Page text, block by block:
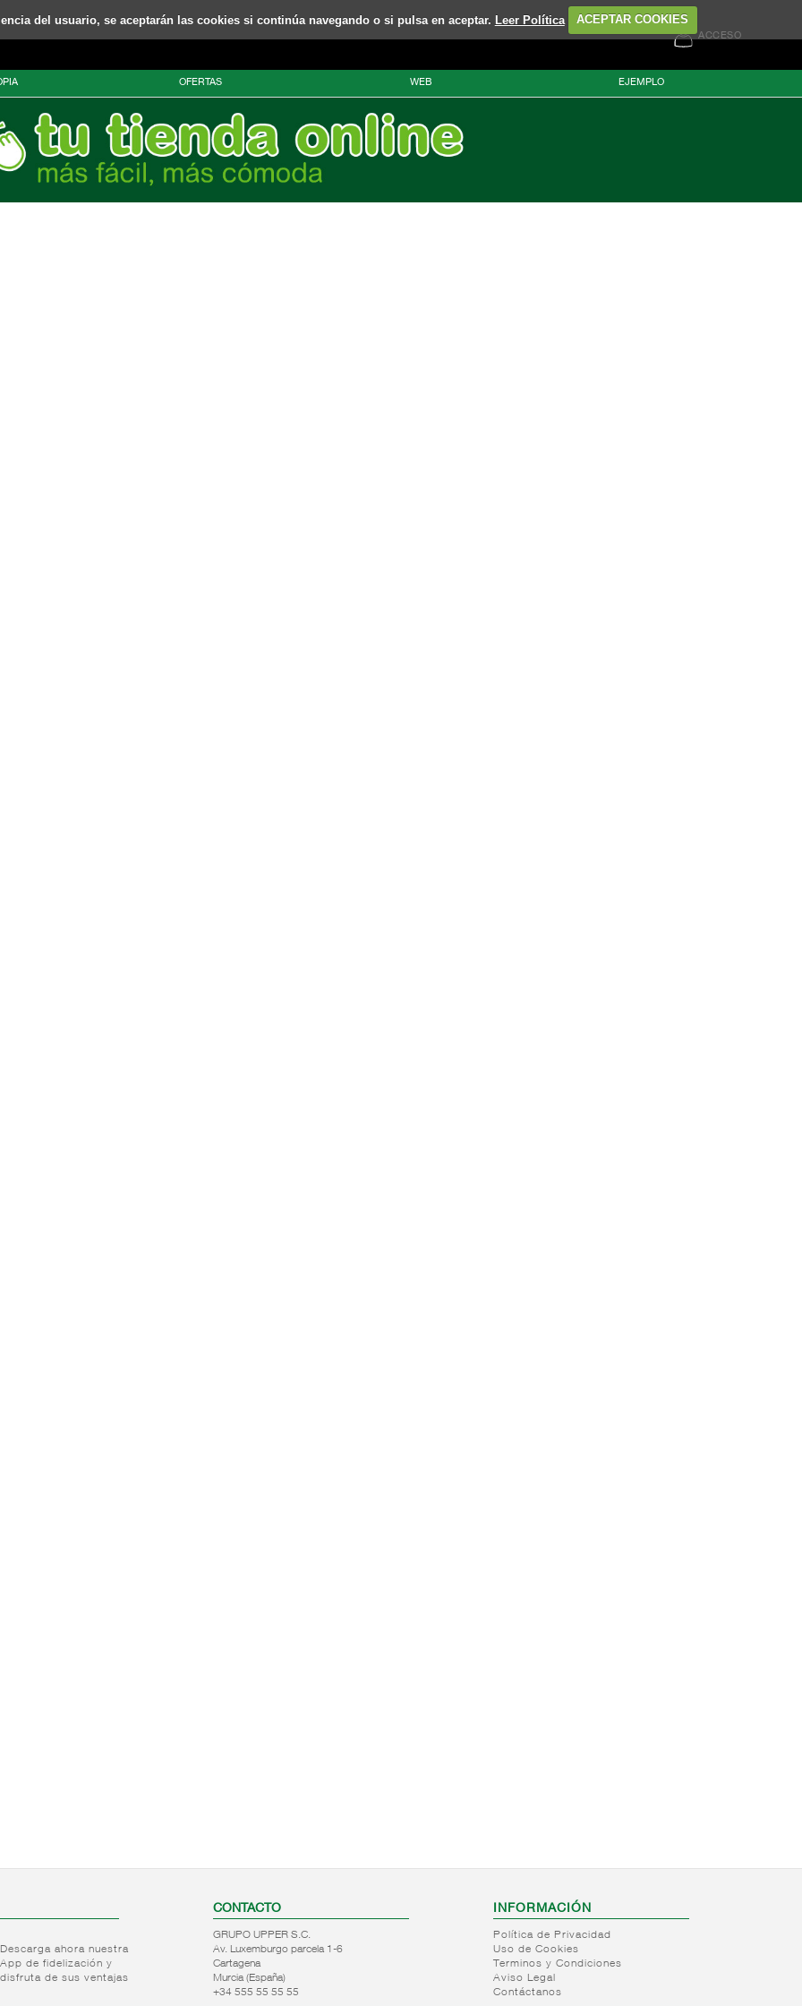
del usuario, se aceptarán las cookies si continúa navegando o si pulsa en aceptar. Leer Política ACEPTAR COOKIES
ACCESO
OFERTAS WEB EJEMPLO
Descarga ahora nuestra
App de fidelización y
disfruta de sus ventajas
CONTACTO
GRUPO UPPER S.C.
Av. Luxemburgo parcela 1-6
Cartagena
Murcia (España)
+34 555 55 55 55
INFORMACIÓN
Política de Privacidad
Uso de Cookies
Terminos y Condiciones
Aviso Legal
Contáctanos